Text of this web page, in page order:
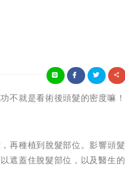
不就是看術後頭髮的密度嘛！
再種植到脫髮部位。影響頭髮
遮蓋住脫髮部位，以及醫生的